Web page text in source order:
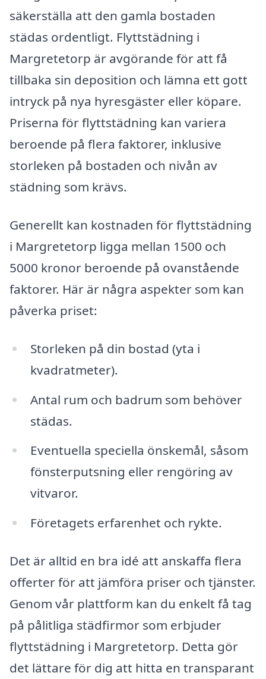
säkerställa att den gamla bostaden
städas ordentligt. Flyttstädning i
Margretetorp är avgörande för att få
tillbaka sin deposition och lämna ett gott
intryck på nya hyresgäster eller köpare.
Priserna för flyttstädning kan variera
beroende på flera faktorer, inklusive
storleken på bostaden och nivån av
städning som krävs.
Generellt kan kostnaden för flyttstädning
i Margretetorp ligga mellan 1500 och
5000 kronor beroende på ovanstående
faktorer. Här är några aspekter som kan
påverka priset:
Storleken på din bostad (yta i
kvadratmeter).
Antal rum och badrum som behöver
städas.
Eventuella speciella önskemål, såsom
fönsterputsning eller rengöring av
vitvaror.
Företagets erfarenhet och rykte.
Det är alltid en bra idé att anskaffa flera
offerter för att jämföra priser och tjänster.
Genom vår plattform kan du enkelt få tag
på pålitliga städfirmor som erbjuder
flyttstädning i Margretetorp. Detta gör
det lättare för dig att hitta en transparant